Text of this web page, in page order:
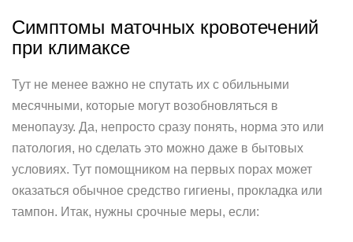
Симптомы маточных кровотечений
при климаксе
Тут не менее важно не спутать их с обильными
месячными, которые могут возобновляться в
менопаузу. Да, непросто сразу понять, норма это или
патология, но сделать это можно даже в бытовых
условиях. Тут помощником на первых порах может
оказаться обычное средство гигиены, прокладка или
тампон. Итак, нужны срочные меры, если: